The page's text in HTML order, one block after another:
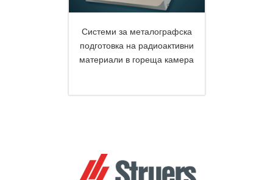
Системи за металографска
подготовка на радиоактивни
материали в гореща камера